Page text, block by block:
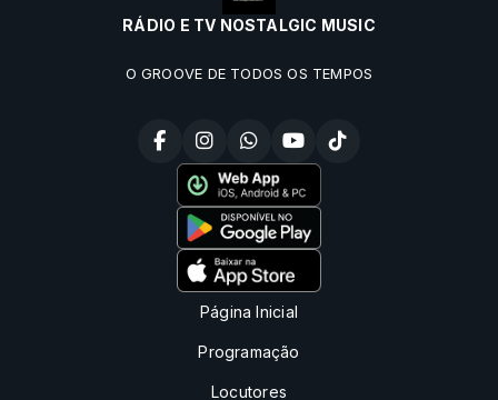
RÁDIO E TV NOSTALGIC MUSIC
O GROOVE DE TODOS OS TEMPOS
Página Inicial
Programação
Locutores